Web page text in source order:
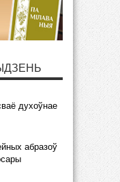
духоўнае
абразоў